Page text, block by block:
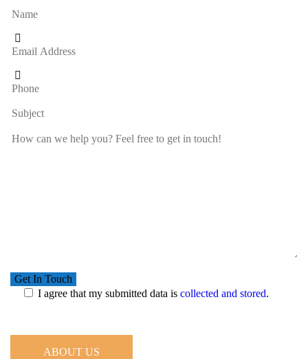
I agree that my submitted data is collected and stored.
ABOUT US